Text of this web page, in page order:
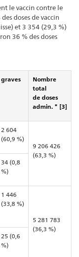
le vaccin contre le
doses de vaccin
et 3 354 (29,3 %)
36 % des doses
graves
Nombre
total
de doses
admin. * [3]
2 604
(60,9 %)
9 206 426
(63,3 %)
34 (0,8
%)
1 446
(33,8 %)
5 281 783
(36,3 %)
25 (0,6
%)